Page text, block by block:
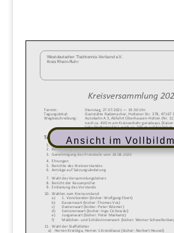
Ansicht im